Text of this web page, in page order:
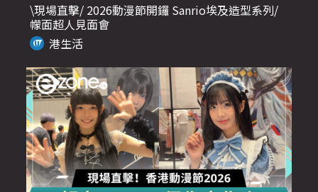
\現場直擊/ 2026動漫節開鑼 Sanrio埃及造型系列/
幪面超人見面會
港生活